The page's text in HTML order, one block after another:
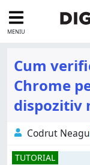
MENIU
Cum
Chrome
dispozitiv
Codrut Neagu
TUTORIAL